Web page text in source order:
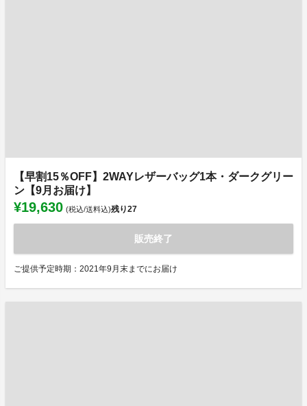
【早割15％OFF】2WAYレザーバッグ1本・ダークグリー
ン【9月お届け】
¥19,630 (税込/送料込)残り27
販売終了
ご提供予定時期：2021年9月末までにお届け